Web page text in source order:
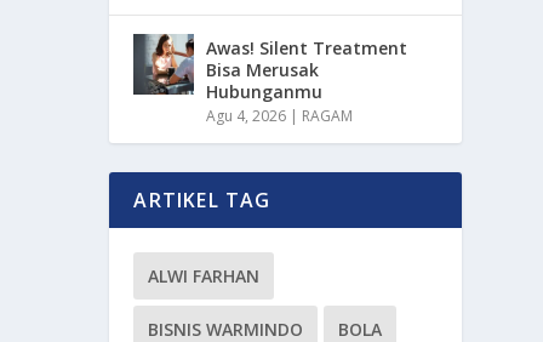
Awas! Silent Treatment
Bisa Merusak
Hubunganmu
Agu 4, 2026 | RAGAM
ARTIKEL TAG
ALWI FARHAN
BISNIS WARMINDO BOLA